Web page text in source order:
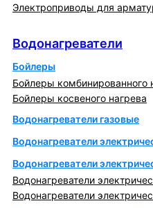
Электроприводы для
Водонагреватели
Бойлеры
Бойлеры комбинированного
Бойлеры косвеного нагрева
Водонагреватели газовые
Водонагреватели
Водонагреватели
Водонагреватели
Водонагреватели